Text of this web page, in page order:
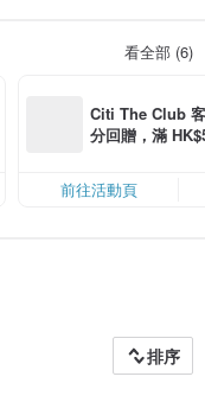
看全部 (6)
Citi The Club
分回贈，滿
前往活動頁
排序